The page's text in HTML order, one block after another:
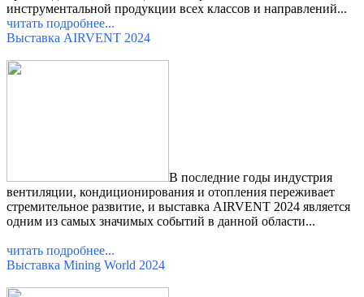
инструментальной продукции всех классов и направлений...
читать подробнее...
Выставка AIRVENT 2024
В последние годы индустрия
вентиляции, кондиционирования и отопления переживает
стремительное развитие, и выставка AIRVENT 2024 является
одним из самых значимых событий в данной области...
читать подробнее...
Выставка Mining World 2024